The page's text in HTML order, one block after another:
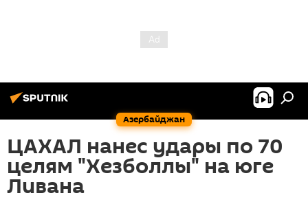
Азербайджан
ЦАХАЛ нанес удары по 70
целям "Хезболлы" на юге
Ливана